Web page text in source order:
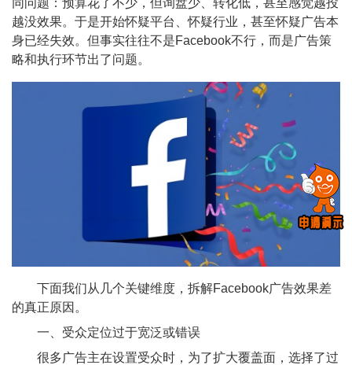
同问题：预算花了不少，但询盘少、转化低，甚至感觉越投
越没效果。于是开始怀疑平台、怀疑行业，甚至怀疑广告本
身已经失效。但事实往往不是Facebook不行，而是广告策
略和执行环节出了问题。
下面我们从几个关键维度，拆解Facebook广告效果差
的真正原因。
一、受众定位过于宽泛或错误
很多广告主在设置受众时，为了扩大覆盖面，选择了过